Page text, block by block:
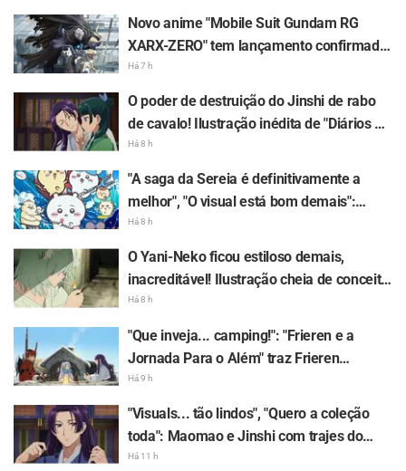
uma enxurrada de comentários dizendo
Novo anime "Mobile Suit Gundam RG
XARX-ZERO" tem lançamento confirmado
para 2027 e empolga fãs: "Capa e braço
de fera?!" "O mecha do protagonista é
muito lindo"
Há 7 h
O poder de destruição do Jinshi de rabo
de cavalo! Ilustração inédita de "Diários de
uma Apotecária" em trajes de yukata para
evento de verão gera repercussão: "Meu
coração quase parou, socorro" e
"Deveriam preservar isso em uma pintura
Há 8 h
"A saga da Sereia é definitivamente a
melhor", "O visual está bom demais":
Repercussão do lançamento de "Chiikawa
The Movie: The Secret of the Mermaid
Island" hoje, 24 de julho
Há 8 h
O Yani-Neko ficou estiloso demais,
inacreditável! Ilustração cheia de conceito
do autor de "Blue Period" sobre
"Chainsmoker Cat" rende comentários:
"Capaz de estar na Geidai kkkk"
Há 8 h
"Que inveja... camping!": "Frieren e a
Jornada Para o Além" traz Frieren
cortando lenha em acampamento e
universo surreal rende comentários: "Ela
aproveita a vida todos os dias"
Há 9 h
"Visuals... tão lindos", "Quero a coleção
toda": Maomao e Jinshi com trajes do
filme de "O film Diários de uma
Há 11 h